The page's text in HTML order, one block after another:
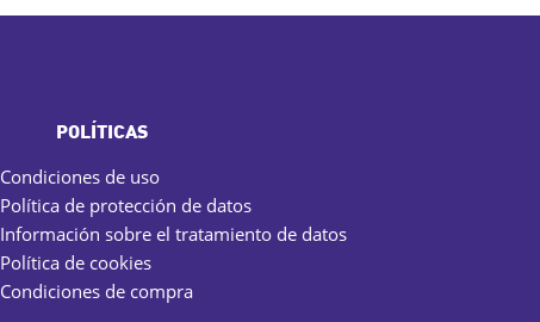
POLÍTICAS
Condiciones de uso
Política de protección de datos
Información sobre el tratamiento de datos
Política de cookies
Condiciones de compra